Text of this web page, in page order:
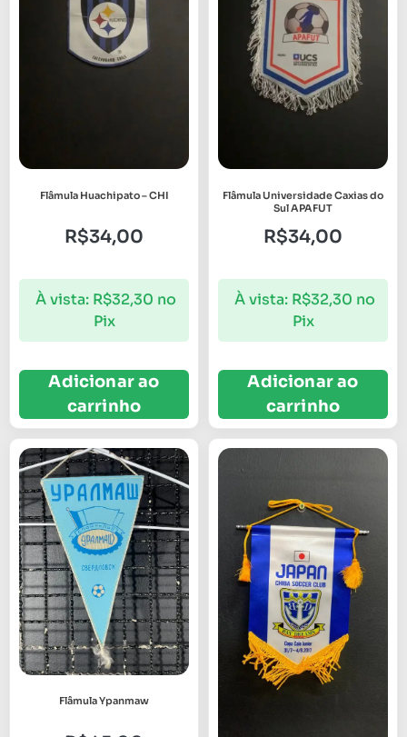
Flâmula Huachipato – CHI
R$34,00
À vista: R$32,30 no
Pix
Adicionar ao
carrinho
Flâmula Universidade Caxias do
Sul APAFUT
R$34,00
À vista: R$32,30 no
Pix
Adicionar ao
carrinho
Flâmula Ypanmaw